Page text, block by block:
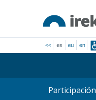
<< es eu en
Participación